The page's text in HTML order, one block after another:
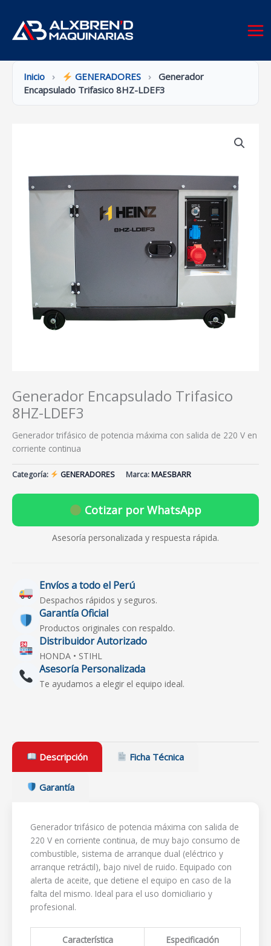
contenido
Inicio › GENERADORES ›
Generador
Encapsulado Trifasico 8HZ-LDEF3
Generador Encapsulado Trifasico
8HZ-LDEF3
Generador trifásico de potencia máxima con salida de 220 V en
corriente continua
Categoría: GENERADORES Marca:MAESBARR
Cotizar por WhatsApp
Asesoría personalizada y respuesta rápida.
Envíos a todo el Perú
Despachos rápidos y seguros.
Garantía Oficial
Productos originales con respaldo.
Distribuidor Autorizado
HONDA • STIHL
Asesoría Personalizada
Te ayudamos a elegir el equipo ideal.
Descripción Ficha Técnica
Garantía
Generador trifásico de potencia máxima con salida de
220 V en corriente continua, de muy bajo consumo de
combustible, sistema de arranque dual (eléctrico y
arranque retráctil), bajo nivel de ruido. Equipado con
alerta de aceite, que detiene el equipo en caso de la
falta del mismo. Ideal para el uso domiciliario y
profesional.
Característica Especificación